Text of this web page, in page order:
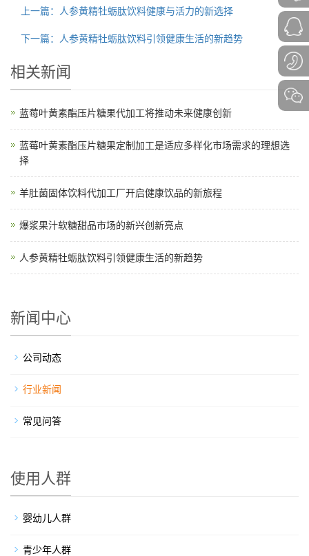
上一篇：人参黄精牡蛎肽饮料健康与活力的新选择
下一篇：人参黄精牡蛎肽饮料引领健康生活的新趋势
相关新闻
蓝莓叶黄素酯压片糖果代加工将推动未来健康创新
蓝莓叶黄素酯压片糖果定制加工是适应多样化市场需求的理想选
择
羊肚菌固体饮料代加工厂开启健康饮品的新旅程
爆浆果汁软糖甜品市场的新兴创新亮点
人参黄精牡蛎肽饮料引领健康生活的新趋势
新闻中心
公司动态
行业新闻
常见问答
使用人群
婴幼儿人群
青少年人群